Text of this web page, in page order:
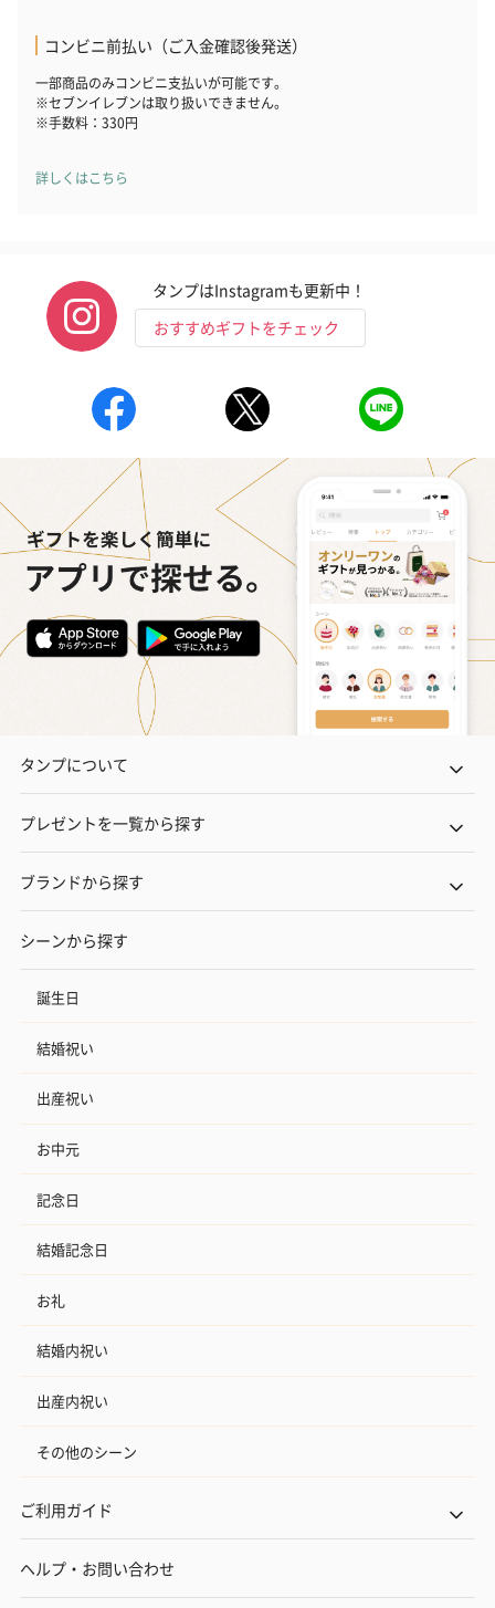
かき氷入浴剤4点セット
（ブルー）（748円）
かき氷入浴剤4点セット
（イエロー）（748円）
の＋αにおすすめです。
花束ハンドタオル（ピ
ンク）（1,760円）
花束ハンドタオル（ブ
ルー）（1,760円）
花束ハンドタ
ワイト）（
キャンドル・お香
キャンドル・お香を同梱してお届けいたします。
フラッグカプセル：イ
ンセンススティック
（END）（880円）
ンセンススティック
ショートイン
（GRAPE
お酒
お酒を同梱してお届けいたします。
※20歳未満の方への酒類の販売はいたしません。
プレミアムビール イネ
ディット（712円）
実楽山田錦 特別純米
ジョニ－ウ
おつまみ・その他
す。
コンビニ前払い（ご入金確認後発送）
一部商品のみコンビニ支払いが可能です。
※セブンイレブンは取り扱いできません。
※手数料：330円
詳しくはこちら
タンプはInstagramも更新中！
おすすめギフトをチェック
タンプについて
プレゼントを一覧から探す
ブランドから探す
シーンから探す
誕生日
結婚祝い
出産祝い
お中元
記念日
結婚記念日
お礼
結婚内祝い
出産内祝い
その他のシーン
ご利用ガイド
ヘルプ・お問い合わせ